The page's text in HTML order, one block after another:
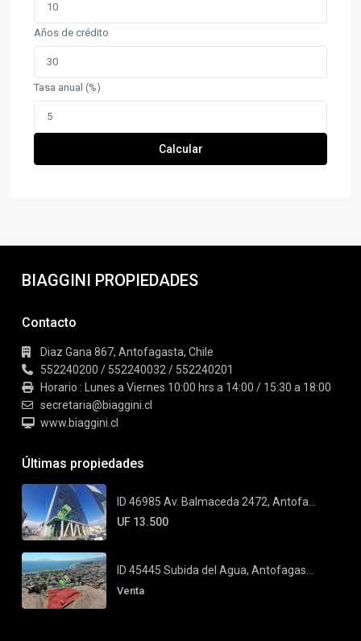
Años de crédito
Tasa anual (%)
Calcular
BIAGGINI PROPIEDADES
Contacto
Diaz Gana 867, Antofagasta, Chile
552240200 / 552240032 / 552240201
Horario : Lunes a Viernes 10:00 hrs a 14:00 / 15:30 a 18:00
secretaria@biaggini.cl
www.biaggini.cl
Últimas propiedades
ID 46985 Av. Balmaceda 2472, Antofa...
UF 13.500
ID 45445 Subida del Agua, Antofagas...
Venta